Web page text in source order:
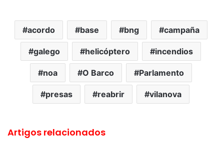
acordo base bng campaña
galego helicóptero incendios
noa O Barco Parlamento
presas reabrir vilanova
Artigos relacionados